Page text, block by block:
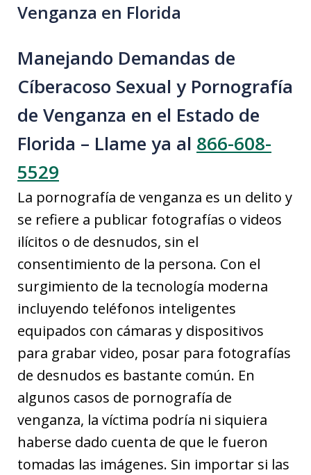
Venganza en Florida
Manejando Demandas de
Cíberacoso Sexual y Pornografía
de Venganza en el Estado de
Florida – Llame ya al 866-608-
5529
La pornografía de venganza es un delito y
se refiere a publicar fotografías o videos
ilícitos o de desnudos, sin el
consentimiento de la persona. Con el
surgimiento de la tecnología moderna
incluyendo teléfonos inteligentes
equipados con cámaras y dispositivos
para grabar video, posar para fotografías
de desnudos es bastante común. En
algunos casos de pornografía de
venganza, la víctima podría ni siquiera
haberse dado cuenta de que le fueron
tomadas las imágenes. Sin importar si las